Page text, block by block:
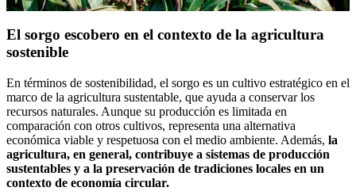
El sorgo escobero en el contexto de la agricultura
sostenible
En términos de sostenibilidad, el sorgo es un cultivo estratégico en el
marco de la agricultura sustentable, que ayuda a conservar los
recursos naturales. Aunque su producción es limitada en
comparación con otros cultivos, representa una alternativa
económica viable y respetuosa con el medio ambiente. Además, la
agricultura, en general, contribuye a sistemas de producción
sustentables y a la preservación de tradiciones locales en un
contexto de economía circular.